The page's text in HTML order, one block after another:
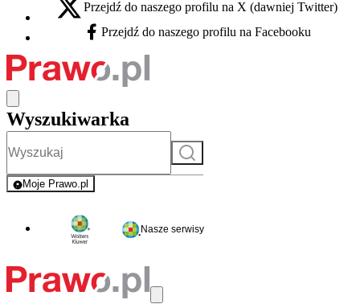
X - otwiera się w nowej karcie
Przejdź do naszego profilu na X (dawniej Twitter)
Facebook - otwiera się w nowej karcie
Przejdź do naszego profilu na Facebooku
Wyszukiwarka
Szukaj
Moje Prawo.pl
- rejestracja i logowanie do serwisu
Nasze serwisy